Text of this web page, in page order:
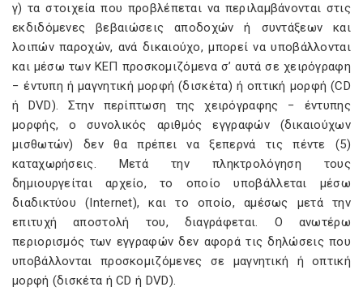
γ) τα στοιχεία που προβλέπεται να περιλαμβάνονται στις
εκδιδόμενες βεβαιώσεις αποδοχών ή συντάξεων και
λοιπών παροχών, ανά δικαιούχο, μπορεί να υποβάλλονται
και μέσω των ΚΕΠ προσκομιζόμενα σ’ αυτά σε χειρόγραφη
− έντυπη ή μαγνητική μορφή (δισκέτα) ή οπτική μορφή (CD
ή DVD). Στην περίπτωση της χειρόγραφης − έντυπης
μορφής, ο συνολικός αριθμός εγγραφών (δικαιούχων
μισθωτών) δεν θα πρέπει να ξεπερνά τις πέντε (5)
καταχωρήσεις. Μετά την πληκτρολόγηση τους
δημιουργείται αρχείο, το οποίο υποβάλλεται μέσω
διαδικτύου (Internet), και το οποίο, αμέσως μετά την
επιτυχή αποστολή του, διαγράφεται. Ο ανωτέρω
περιορισμός των εγγραφών δεν αφορά τις δηλώσεις που
υποβάλλονται προσκομιζόμενες σε μαγνητική ή οπτική
μορφή (δισκέτα ή CD ή DVD).